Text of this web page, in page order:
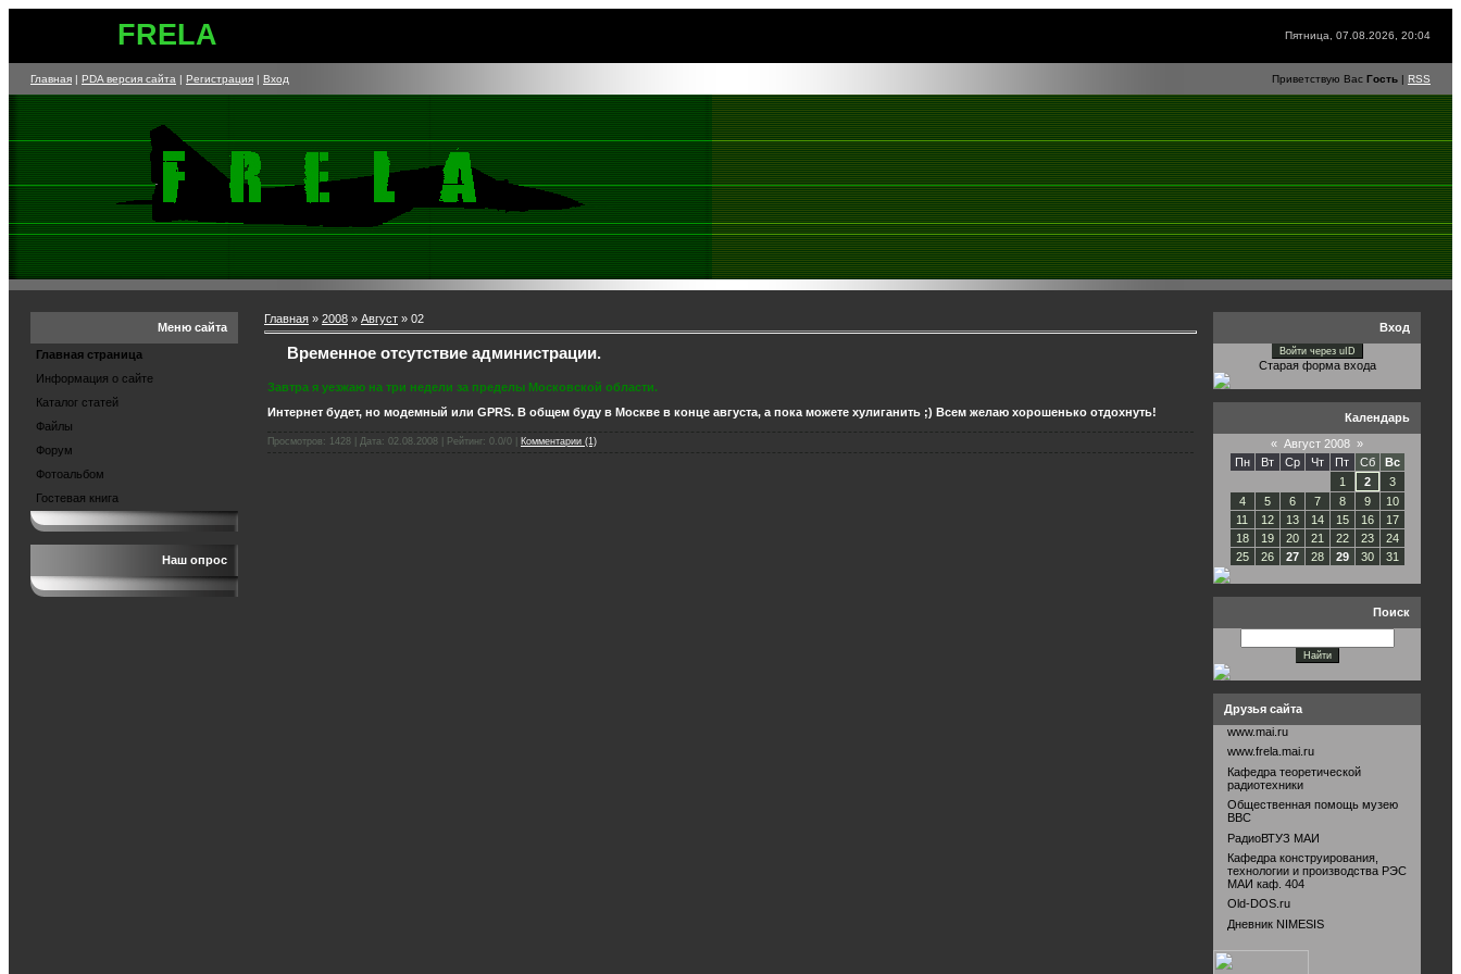
FRELA Пятница, 07.08.2026, 20:04
Главная | PDA версия сайта | Регистрация | Вход Приветствую Вас Гость | RSS
Меню сайта
Главная страница
Информация о сайте
Каталог статей
Файлы
Форум
Фотоальбом
Гостевая книга
Наш опрос
Главная » 2008 » Август » 02
Временное отсутствие администрации.
Завтра я уезжаю на три недели за пределы Московской области.
Интернет будет, но модемный или GPRS. В общем буду в Москве в конце августа, а пока можете хулиганить ;) Всем желаю хорошенько отдохнуть!
Просмотров: 1428 | Дата: 02.08.2008 | Рейтинг: 0.0/0 | Комментарии (1)
Вход
Войти через uID
Старая форма входа
Календарь
« Август 2008 »
Пн
Вт Ср Чт Пт Сб
Вс
1
2
3
4
5 6 7 8 9
10
11
12 13 14 15 16
17
18
19 20 21 22 23
24
25
26 27 28 29 30 31
Поиск
Друзья сайта
www.mai.ru
www.frela.mai.ru
Кафедра теоретической
радиотехники
Общественная помощь музею
ВВС
РадиоВТУЗ МАИ
Кафедра конструирования,
технологии и производства РЭС
МАИ каф. 404
Old-DOS.ru
Дневник NIMESIS